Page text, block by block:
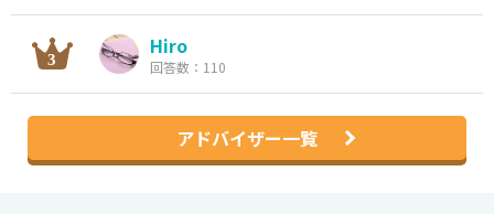
Hiro
回答数：110
アドバイザー一覧